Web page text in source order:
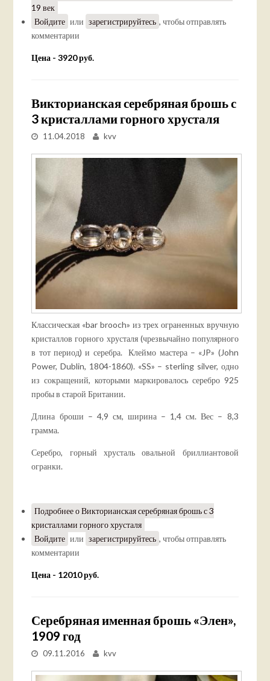
19 век
Войдите или зарегистрируйтесь , чтобы отправлять
комментарии
Цена - 3920 руб.
Викторианская серебряная брошь с
3 кристаллами горного хрусталя
11.04.2018 kvv
Классическая «bar brooch» из трех ограненных вручную
кристаллов горного хрусталя (чрезвычайно популярного
в тот период) и серебра. Клеймо мастера – «JP» (John
Power, Dublin, 1804-1860). «SS» – sterling silver, одно
из сокращений, которыми маркировалось серебро 925
пробы в старой Британии.
Длина броши – 4,9 см, ширина – 1,4 см. Вес – 8,3
грамма.
Серебро, горный хрусталь овальной бриллиантовой
огранки.
Подробнеео Викторианская серебряная брошь с 3
кристаллами горного хрусталя
Войдите или зарегистрируйтесь , чтобы отправлять
комментарии
Цена - 12010 руб.
Серебряная именная брошь «Элен»,
1909 год
09.11.2016 kvv